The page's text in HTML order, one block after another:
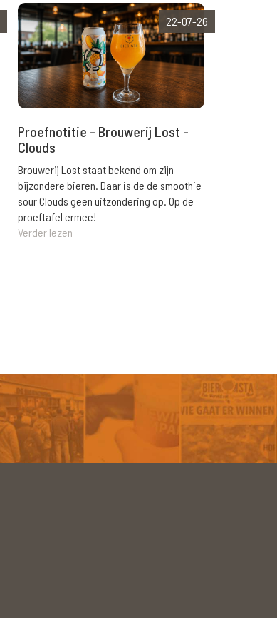
22-07-26
Proefnotitie - Brouwerij Lost -
Clouds
Brouwerij Lost staat bekend om zijn
bijzondere bieren. Daar is de de smoothie
sour Clouds geen uitzondering op. Op de
proeftafel ermee!
Verder lezen